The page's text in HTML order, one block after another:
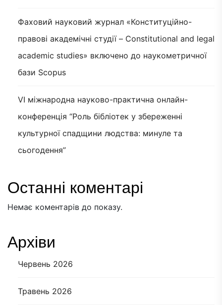
Фаховий науковий журнал «Конституційно-
правові академічні студії – Constitutional and legal
academic studies» включено до наукометричної
бази Scopus
VI міжнародна науково-практична онлайн-
конференція “Роль бібліотек у збереженні
культурної спадщини людства: минуле та
сьогодення”
Останні коментарі
Немає коментарів до показу.
Архіви
Червень 2026
Травень 2026